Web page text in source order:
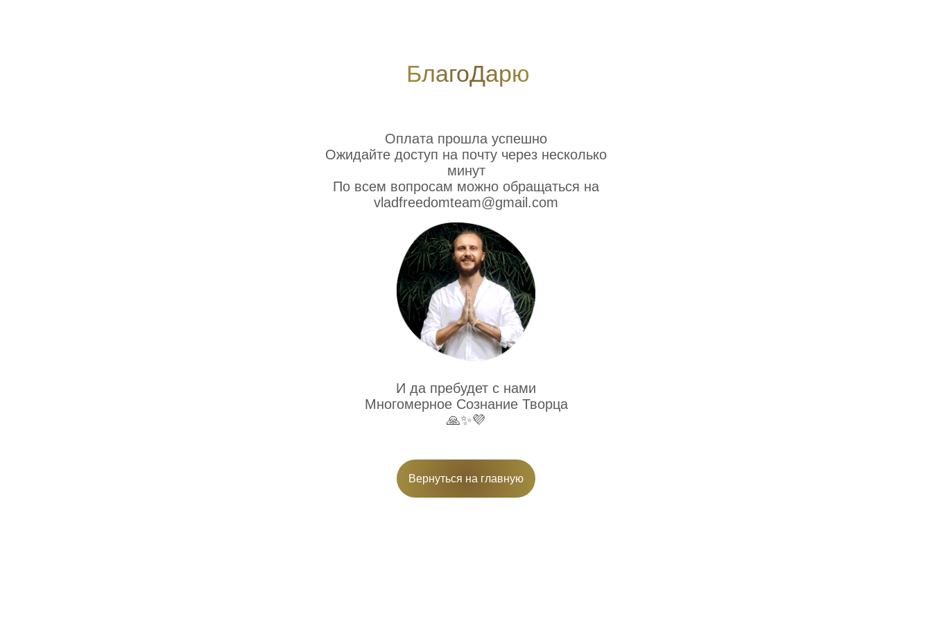
И да пребудет с нами
Многомерное Сознание Творца
🙏✨💜
Оплата прошла успешно
Ожидайте доступ на почту через несколько
минут
По всем вопросам можно обращаться на
vladfreedomteam@gmail.com
БлагоДарю
Вернуться на главную